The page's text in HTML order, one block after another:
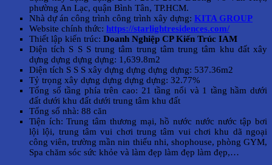
phường An Lạc, quận Bình Tân, TP.HCM.
Nhà dự án công trình công trình xây dựng: KITA GROUP
Website chính thức: https://starlightresidences.com/
Thiết lập kiến trúc: Doanh Nghiệp CP Kiến Trúc IAM
Diện tích S S S trung tâm trung tâm trung tâm khu đất xây
dựng dựng dựng dựng: 1,639.8m2
Diện tích S S S xây dựng dựng dựng dựng: 537.36m2
Tỷ trọng xây dựng dựng dựng dựng: 32.77%
Tổng số tầng phía trên cao: 21 tầng nổi và 1 tầng hầm dưới
đất dưới khu đất dưới trung tâm khu đất
Tổng số nhà: 88 căn
Tiện ích: Trung tâm thương mại, hồ nước nước nước tập bơi
lội lội, trung tâm vui chơi trung tâm vui chơi khu dã ngoại
công viên, trường mần nin thiếu nhi, shophouse, phòng GYM,
Spa chăm sóc sức khỏe và làm đẹp làm đẹp làm đẹp,…